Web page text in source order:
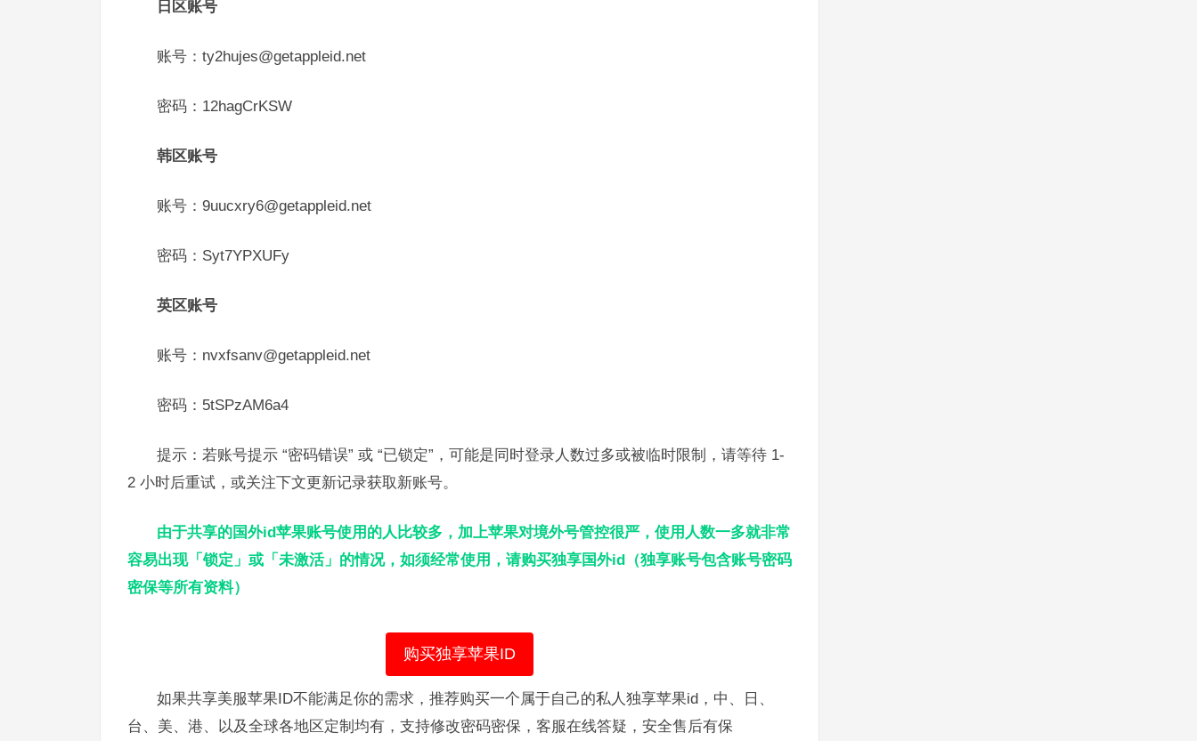
日区账号
账号：ty2hujes@getappleid.net
密码：12hagCrKSW
韩区账号
账号：9uucxry6@getappleid.net
密码：Syt7YPXUFy
英区账号
账号：nvxfsanv@getappleid.net
密码：5tSPzAM6a4
提示：若账号提示 “密码错误” 或 “已锁定”，可能是同时登录人数过多或被临时限制，请等待 1-
2 小时后重试，或关注下文更新记录获取新账号。​
由于共享的国外id苹果账号使用的人比较多，加上苹果对境外号管控很严，使用人数一多就非常
容易出现「锁定」或「未激活」的情况，如须经常使用，请购买独享国外id（独享账号包含账号密码
密保等所有资料）
购买独享苹果ID
如果共享美服苹果ID不能满足你的需求，推荐购买一个属于自己的私人独享苹果id，中、日、
台、美、港、以及全球各地区定制均有，支持修改密码密保，客服在线答疑，安全售后有保